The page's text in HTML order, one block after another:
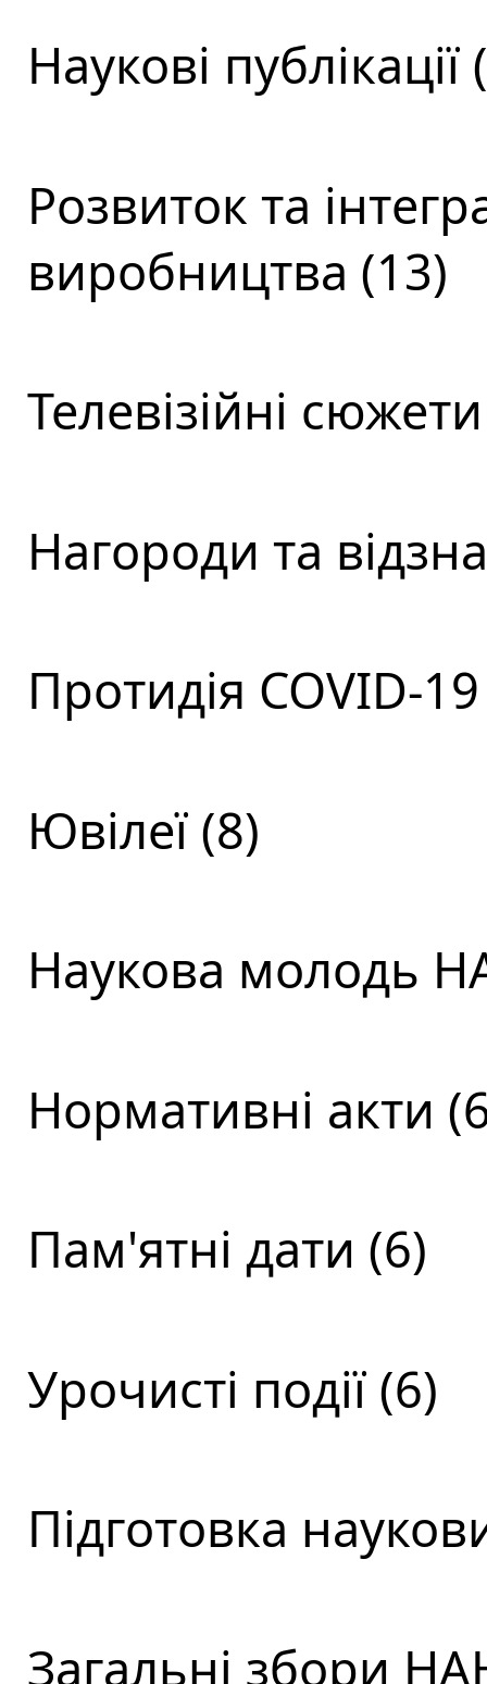
Наукові публікації
Розвиток та
виробництва (13)
Телевізійні
Нагороди та
Протидія COVID-
Ювілеї (8)
Наукова молодь
Нормативні акти
Пам'ятні дати (6)
Урочисті події (6)
Підготовка
Загальні збори